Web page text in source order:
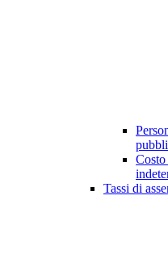
Costo
Tassi di